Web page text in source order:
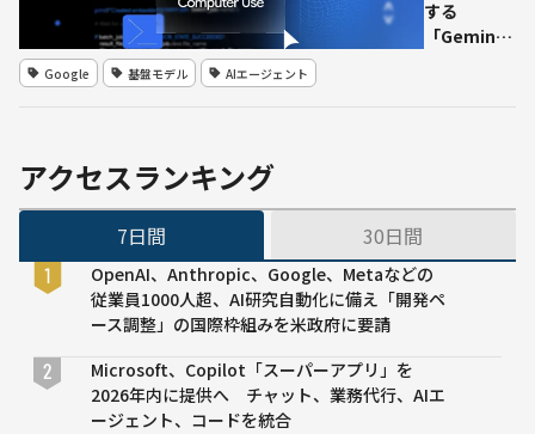
する
「Gemini
──Claude
モデルを上
回る性能を
実証
Google 基盤モデル AIエージェント
アクセスランキング
7日間 30日間
OpenAI、Anthropic、Google、Metaなどの
従業員1000人超、AI研究自動化に備え「開発ペ
ース調整」の国際枠組みを米政府に要請
Microsoft、Copilot「スーパーアプリ」を
2026年内に提供へ チャット、業務代行、AIエ
ージェント、コードを統合